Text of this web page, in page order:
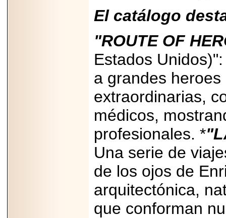
El catálogo
"ROUTE OF
Estados
a grandes
extraordinarias,
médicos,
profesionales. *
Una serie de
de los ojos de
arquitectónica,
que conforman